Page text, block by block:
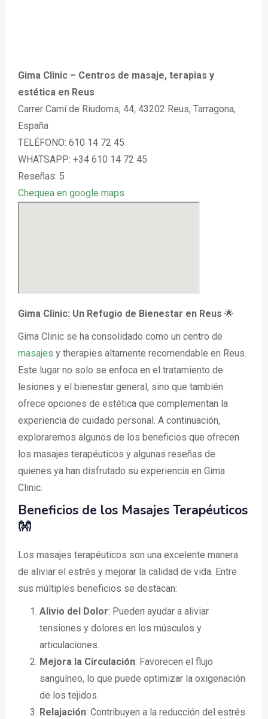
Gima Clinic – Centros de masaje, terapias y
estética en Reus
Carrer Camí de Riudoms, 44, 43202 Reus, Tarragona,
España
TELÉFONO: 610 14 72 45
WHATSAPP: +34 610 14 72 45
Reseñas: 5
Chequea en google maps
Gima Clinic: Un Refugio de Bienestar en Reus 🌟
Gima Clinic se ha consolidado como un centro de
masajes y therapies altamente recomendable en Reus.
Este lugar no solo se enfoca en el tratamiento de
lesiones y el bienestar general, sino que también
ofrece opciones de estética que complementan la
experiencia de cuidado personal. A continuación,
exploraremos algunos de los beneficios que ofrecen
los masajes terapéuticos y algunas reseñas de
quienes ya han disfrutado su experiencia en Gima
Clinic.
Beneficios de los Masajes Terapéuticos
👐
Los masajes terapéuticos son una excelente manera
de aliviar el estrés y mejorar la calidad de vida. Entre
sus múltiples beneficios se destacan:
Alivio del Dolor: Pueden ayudar a aliviar
tensiones y dolores en los músculos y
articulaciones.
Mejora la Circulación: Favorecen el flujo
sanguíneo, lo que puede optimizar la oxigenación
de los tejidos.
Relajación: Contribuyen a la reducción del estrés